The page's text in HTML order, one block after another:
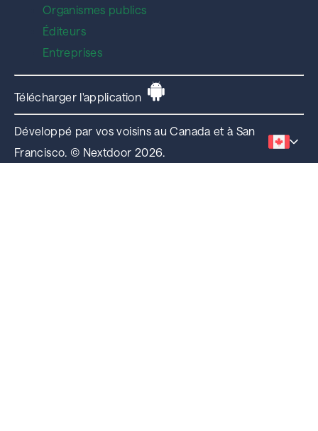
Organismes publics
Éditeurs
Entreprises
Télécharger l'application
Développé par vos voisins au Canada et à San
Francisco. © Nextdoor 2026.